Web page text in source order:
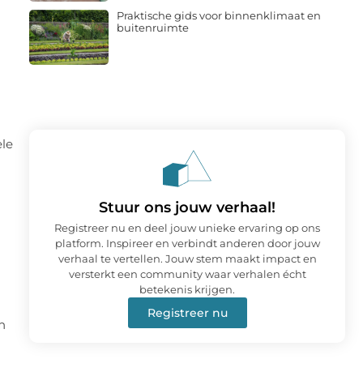
Praktische gids voor binnenklimaat en
buitenruimte
Stuur ons jouw verhaal!
Registreer nu en deel jouw unieke ervaring op ons
platform. Inspireer en verbindt anderen door jouw
verhaal te vertellen. Jouw stem maakt impact en
versterkt een community waar verhalen écht
betekenis krijgen.
Registreer nu